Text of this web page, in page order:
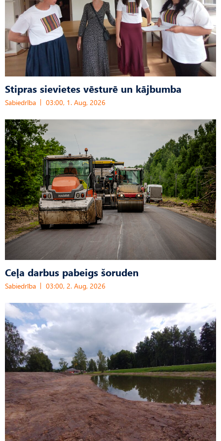
Stipras sievietes vēsturē un kājbumba
Sabiedrība 03:00, 1. Aug, 2026
Ceļa darbus pabeigs šoruden
Sabiedrība 03:00, 2. Aug, 2026